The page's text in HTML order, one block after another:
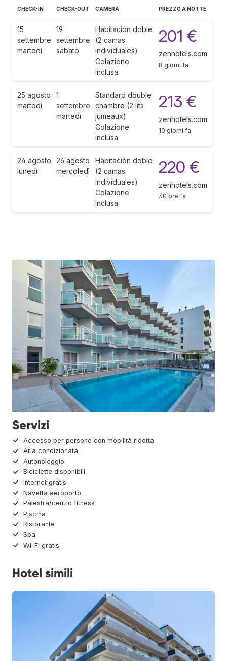
CHECK-IN CHECK-OUT CAMERA PREZZO A NOTTE
15
settembre
martedì
19
settembre
sabato
Habitación doble
(2 camas
individuales)
Colazione
inclusa
201 €
zenhotels.com
8 giorni fa
25 agosto
martedì
1
settembre
martedì
Standard double
chambre (2 lits
jumeaux)
Colazione
inclusa
213 €
zenhotels.com
10 giorni fa
24 agosto
lunedì
26 agosto
mercoledì
Habitación doble
(2 camas
individuales)
Colazione
inclusa
220 €
zenhotels.com
30 ore fa
Servizi
Accesso per persone con mobilità ridotta
Aria condizionata
Autonoleggio
Biciclette disponibili
Internet gratis
Navetta aeroporto
Palestra/centro fitness
Piscina
Ristorante
Spa
Wi-Fi gratis
Hotel simili